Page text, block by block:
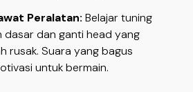
Peralatan: Belajar tuning
dasar dan ganti head yang
rusak. Suara yang bagus
untuk bermain.